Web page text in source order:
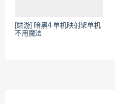
[端游] 暗黑4 单机映射架单机
不用魔法